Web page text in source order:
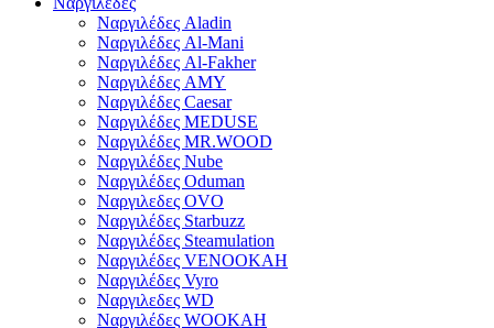
Ναργιλέδες Aladin
Ναργιλέδες Al-Mani
Ναργιλέδες Al-Fakher
Ναργιλέδες AΜΥ
Ναργιλέδες Caesar
Ναργιλέδες MEDUSE
Ναργιλέδες MR.WOOD
Ναργιλέδες Nube
Ναργιλέδες Oduman
Ναργιλεδες OVO
Ναργιλέδες Starbuzz
Ναργιλέδες Steamulation
Ναργιλέδες VENOOKAH
Ναργιλέδες Vyro
Ναργιλεδες WD
Ναργιλέδες WOOKAH